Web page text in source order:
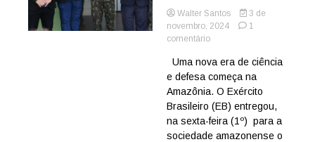
Walter Santos
3 de
novembro, 2024
1
comentárioem
inaugura
Instituto
de
Pesquisas
na
Amazônia
Uma nova era de ciência
e defesa começa na
Amazônia. O Exército
Brasileiro (EB) entregou,
na sexta-feira (1º) para a
sociedade amazonense o